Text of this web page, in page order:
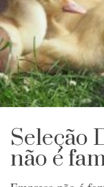
Seleção
não é